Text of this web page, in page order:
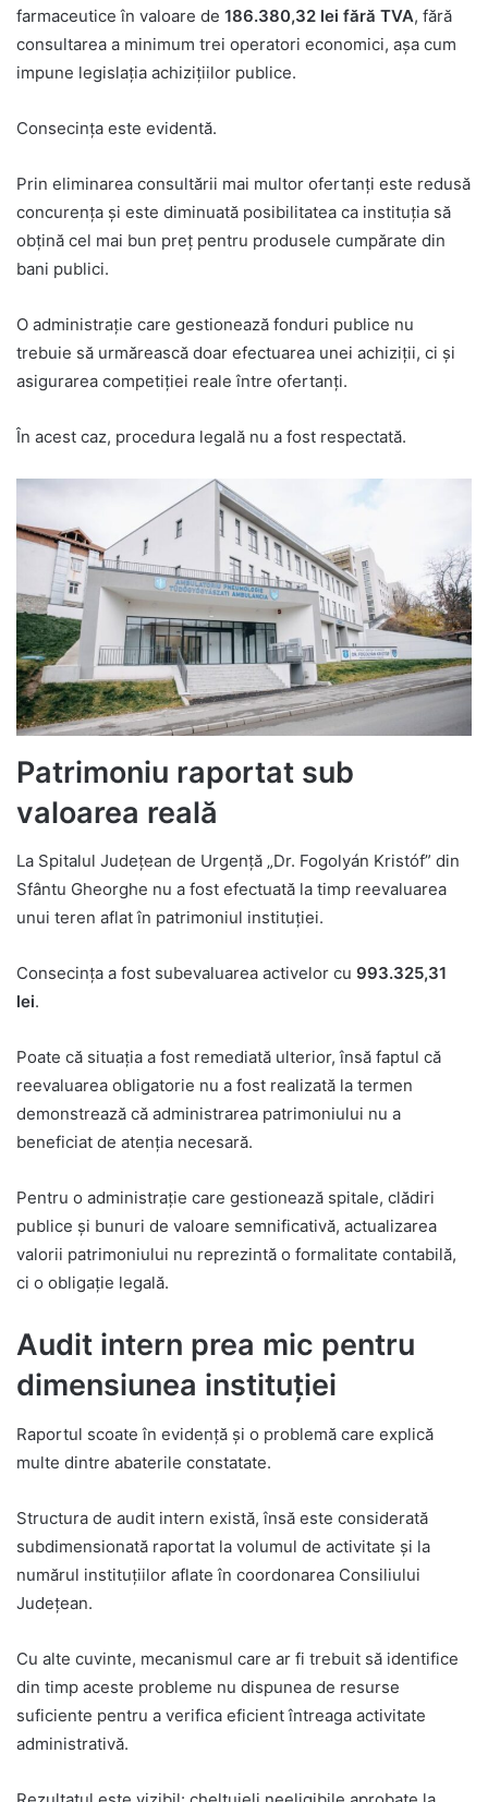
farmaceutice în valoare de 186.380,32 lei fără TVA, fără
consultarea a minimum trei operatori economici, așa cum
impune legislația achizițiilor publice.
Consecința este evidentă.
Prin eliminarea consultării mai multor ofertanți este redusă
concurența și este diminuată posibilitatea ca instituția să
obțină cel mai bun preț pentru produsele cumpărate din
bani publici.
O administrație care gestionează fonduri publice nu
trebuie să urmărească doar efectuarea unei achiziții, ci și
asigurarea competiției reale între ofertanți.
În acest caz, procedura legală nu a fost respectată.
Patrimoniu raportat sub
valoarea reală
La Spitalul Județean de Urgență „Dr. Fogolyán Kristóf” din
Sfântu Gheorghe nu a fost efectuată la timp reevaluarea
unui teren aflat în patrimoniul instituției.
Consecința a fost subevaluarea activelor cu 993.325,31
lei.
Poate că situația a fost remediată ulterior, însă faptul că
reevaluarea obligatorie nu a fost realizată la termen
demonstrează că administrarea patrimoniului nu a
beneficiat de atenția necesară.
Pentru o administrație care gestionează spitale, clădiri
publice și bunuri de valoare semnificativă, actualizarea
valorii patrimoniului nu reprezintă o formalitate contabilă,
ci o obligație legală.
Audit intern prea mic pentru
dimensiunea instituției
Raportul scoate în evidență și o problemă care explică
multe dintre abaterile constatate.
Structura de audit intern există, însă este considerată
subdimensionată raportat la volumul de activitate și la
numărul instituțiilor aflate în coordonarea Consiliului
Județean.
Cu alte cuvinte, mecanismul care ar fi trebuit să identifice
din timp aceste probleme nu dispunea de resurse
suficiente pentru a verifica eficient întreaga activitate
administrativă.